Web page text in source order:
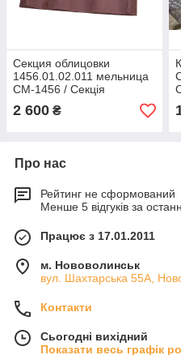
Секция облицовки
1456.01.02.011 мельница
СМ-1456 / Секція
облицювання
2 600 ₴
Про нас
Рейтинг не сформований
Менше 5 відгуків за
Працює з 17.01.2011
м. Нововолинськ
вул. Шахтарська 55А,
Контакти
Сьогодні вихідний
Показати весь графік